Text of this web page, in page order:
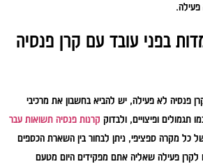
בפני עובד עם קרן פנסיה
לא פעילה, יש להביא בחשבון את מרכיבי
תגמולים ופיצויים, ולבדוק קרנות פנסיה תשואות עבר
כל מקרה ספציפי, ניתן לבחור בין השארת הכספים
לקרן פעילה שאליה אתם מפקידים היום מטעם